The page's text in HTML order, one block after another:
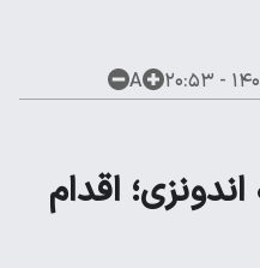
A
تیم ملی ایران 5 - 0 اندونزی؛ اقدام